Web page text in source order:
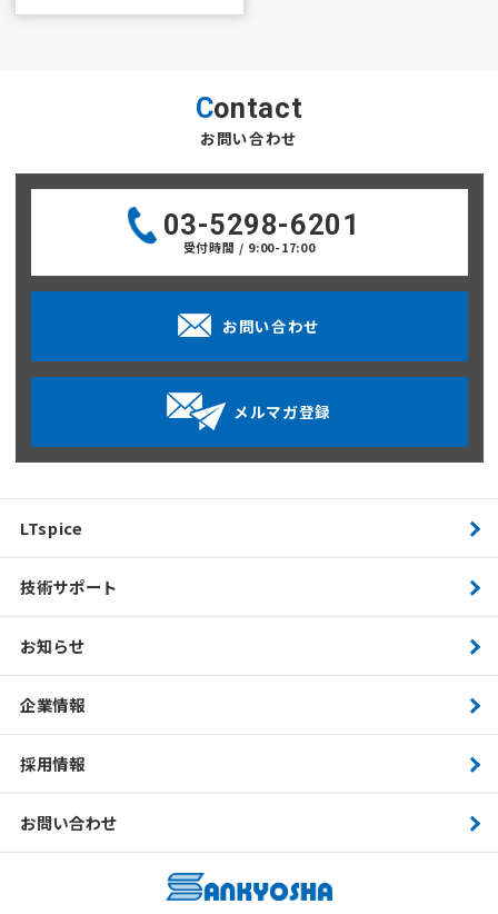
Contact
お問い合わせ
03-5298-6201
受付時間 / 9:00-17:00
お問い合わせ
メルマガ登録
LTspice
技術サポート
お知らせ
企業情報
採用情報
お問い合わせ